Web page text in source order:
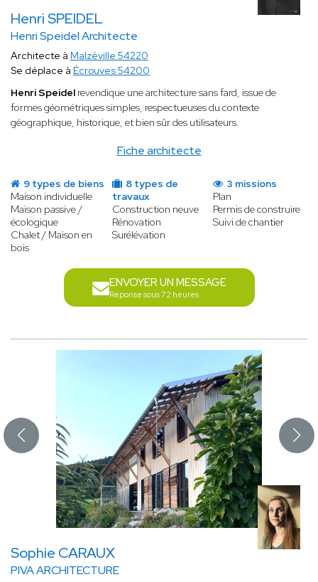
Henri SPEIDEL
Henri Speidel Architecte
Fiche architecte
Architecte à Malzéville 54220
Se déplace à Écrouves 54200
Henri Speidel revendique une architecture sans fard, issue de
formes géométriques simples, respectueuses du contexte
géographique, historique, et bien sûr des utilisateurs.
9 types de biens
Maison individuelle
Maison passive /
écologique
Chalet / Maison en
bois
8 types de
travaux
Construction neuve
Rénovation
Surélévation
3 missions
Plan
Permis de construire
Suivi de chantier
ENVOYER UN MESSAGE
Réponse sous 72 heures
Sophie CARAUX
PIVA ARCHITECTURE